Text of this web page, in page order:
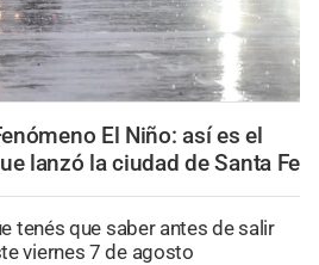
El Niño: así es el
lanzó la ciudad de Santa Fe
tenés que saber antes de salir
viernes 7 de agosto